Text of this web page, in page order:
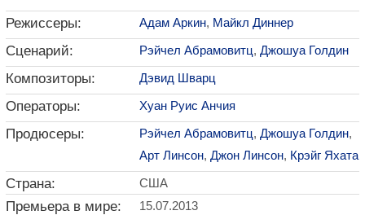
Режиссеры: Адам Аркин, Майкл Диннер
Сценарий: Рэйчел Абрамовитц, Джошуа Голдин
Композиторы: Дэвид Шварц
Операторы: Хуан Руис Анчия
Продюсеры: Рэйчел Абрамовитц, Джошуа Голдин,
Арт Линсон, Джон Линсон, Крэйг Яхата
Страна: США
Премьера в мире: 15.07.2013